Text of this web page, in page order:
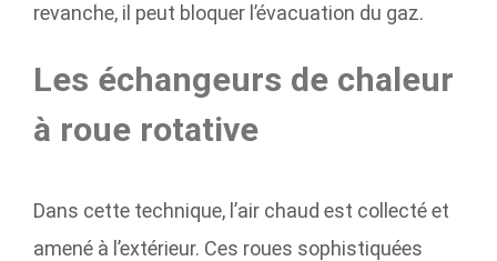
revanche, il peut bloquer l’évacuation du gaz.
Les échangeurs de chaleur
à roue rotative
Dans cette technique, l’air chaud est collecté et
amené à l’extérieur. Ces roues sophistiquées